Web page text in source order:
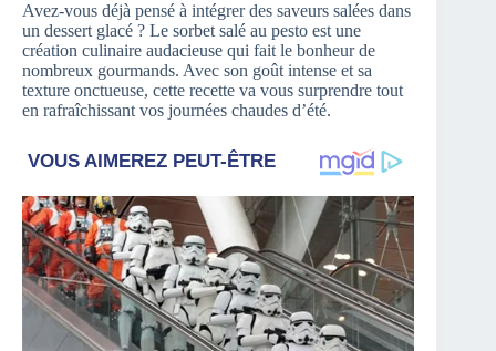
Avez-vous déjà pensé à intégrer des saveurs salées dans
un dessert glacé ? Le sorbet salé au pesto est une
création culinaire audacieuse qui fait le bonheur de
nombreux gourmands. Avec son goût intense et sa
texture onctueuse, cette recette va vous surprendre tout
en rafraîchissant vos journées chaudes d’été.